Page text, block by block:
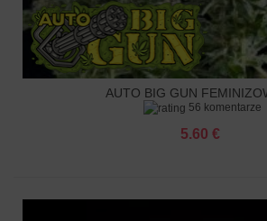
AUTO BIG GUN
56 komentarze
5.60 €